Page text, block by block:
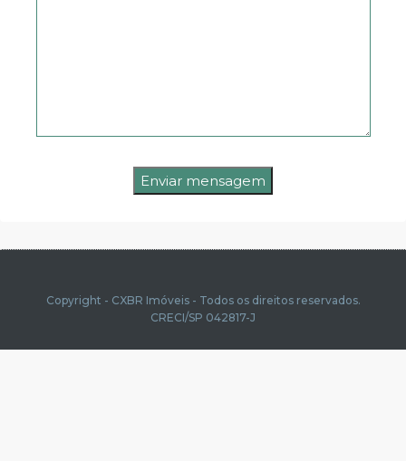
Copyright - CXBR Imóveis - Todos os direitos reservados.
CRECI/SP 042817-J